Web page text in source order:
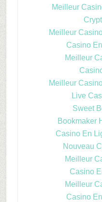
Meilleur
Meilleur
Casino
Meilleur
Meilleur
Live
Sweet
Bookmaker
Casino En
Nouveau
Meilleur
Casino
Meilleur
Casino